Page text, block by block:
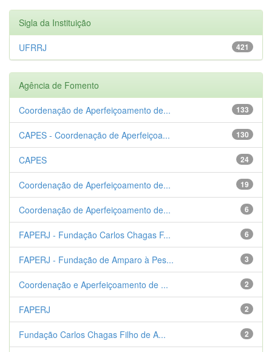
Sigla da Instituição
421
UFRRJ
Agência de Fomento
133
Coordenação de Aperfeiçoamento de...
130
CAPES - Coordenação de Aperfeiçoa...
24
CAPES
19
Coordenação de Aperfeiçoamento de...
6
Coordenação de Aperfeiçoamento de...
6
FAPERJ - Fundação Carlos Chagas F...
3
FAPERJ - Fundação de Amparo à Pes...
2
Coordenação e Aperfeiçoamento de ...
2
FAPERJ
2
Fundação Carlos Chagas Filho de A...